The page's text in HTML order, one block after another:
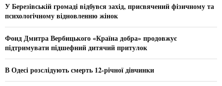
C
У Березівській громаді відбувся захід, присвячений фізичному та
психологічному відновленню жінок
Фонд Дмитра Вербицького «Країна добра» продовжує
підтримувати підшефний дитячий притулок
В Одесі розслідують смерть 12-річної дівчинки